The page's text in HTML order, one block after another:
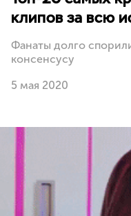
клипов за всю
Фанаты долго
консенсусу
5 мая 2020